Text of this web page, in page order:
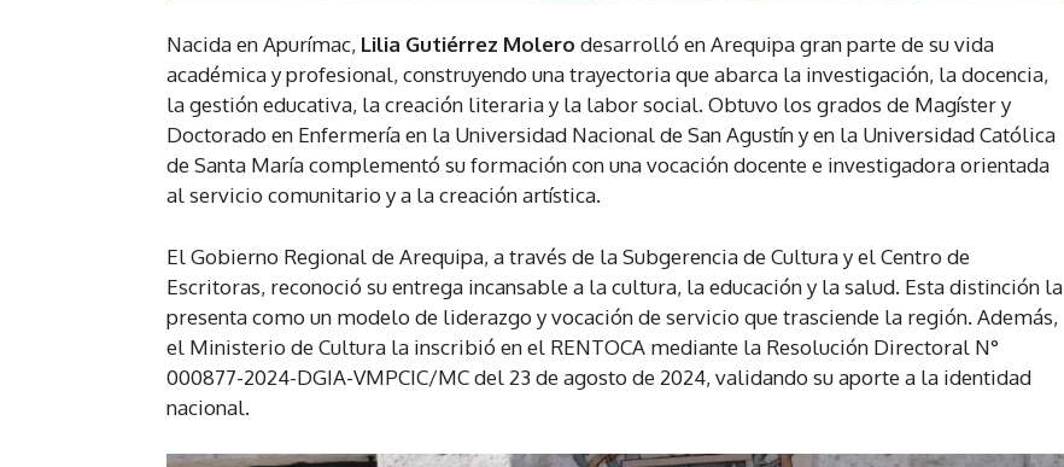
Nacida en Apurímac, Lilia Gutiérrez Molero desarrolló en Arequipa gran parte de su vida
académica y profesional, construyendo una trayectoria que abarca la investigación, la docencia,
la gestión educativa, la creación literaria y la labor social. Obtuvo los grados de Magíster y
Doctorado en Enfermería en la Universidad Nacional de San Agustín y en la Universidad Católica
de Santa María complementó su formación con una vocación docente e investigadora orientada
al servicio comunitario y a la creación artística.
El Gobierno Regional de Arequipa, a través de la Subgerencia de Cultura y el Centro de
Escritoras, reconoció su entrega incansable a la cultura, la educación y la salud. Esta distinción la
presenta como un modelo de liderazgo y vocación de servicio que trasciende la región. Además,
el Ministerio de Cultura la inscribió en el RENTOCA mediante la Resolución Directoral N°
000877-2024-DGIA-VMPCIC/MC del 23 de agosto de 2024, validando su aporte a la identidad
nacional.